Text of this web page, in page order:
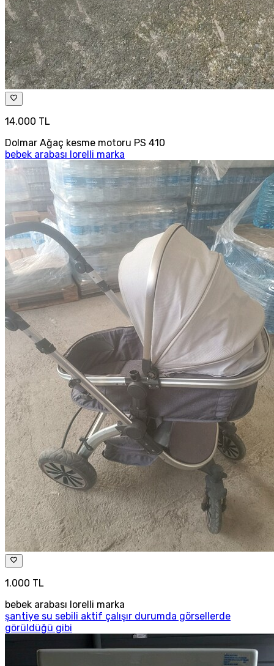
14.000 TL
Dolmar Ağaç kesme motoru PS 410
bebek arabası lorelli marka
1.000 TL
bebek arabası lorelli marka
şantiye su sebili aktif çalışır durumda görsellerde
görüldüğü gibi